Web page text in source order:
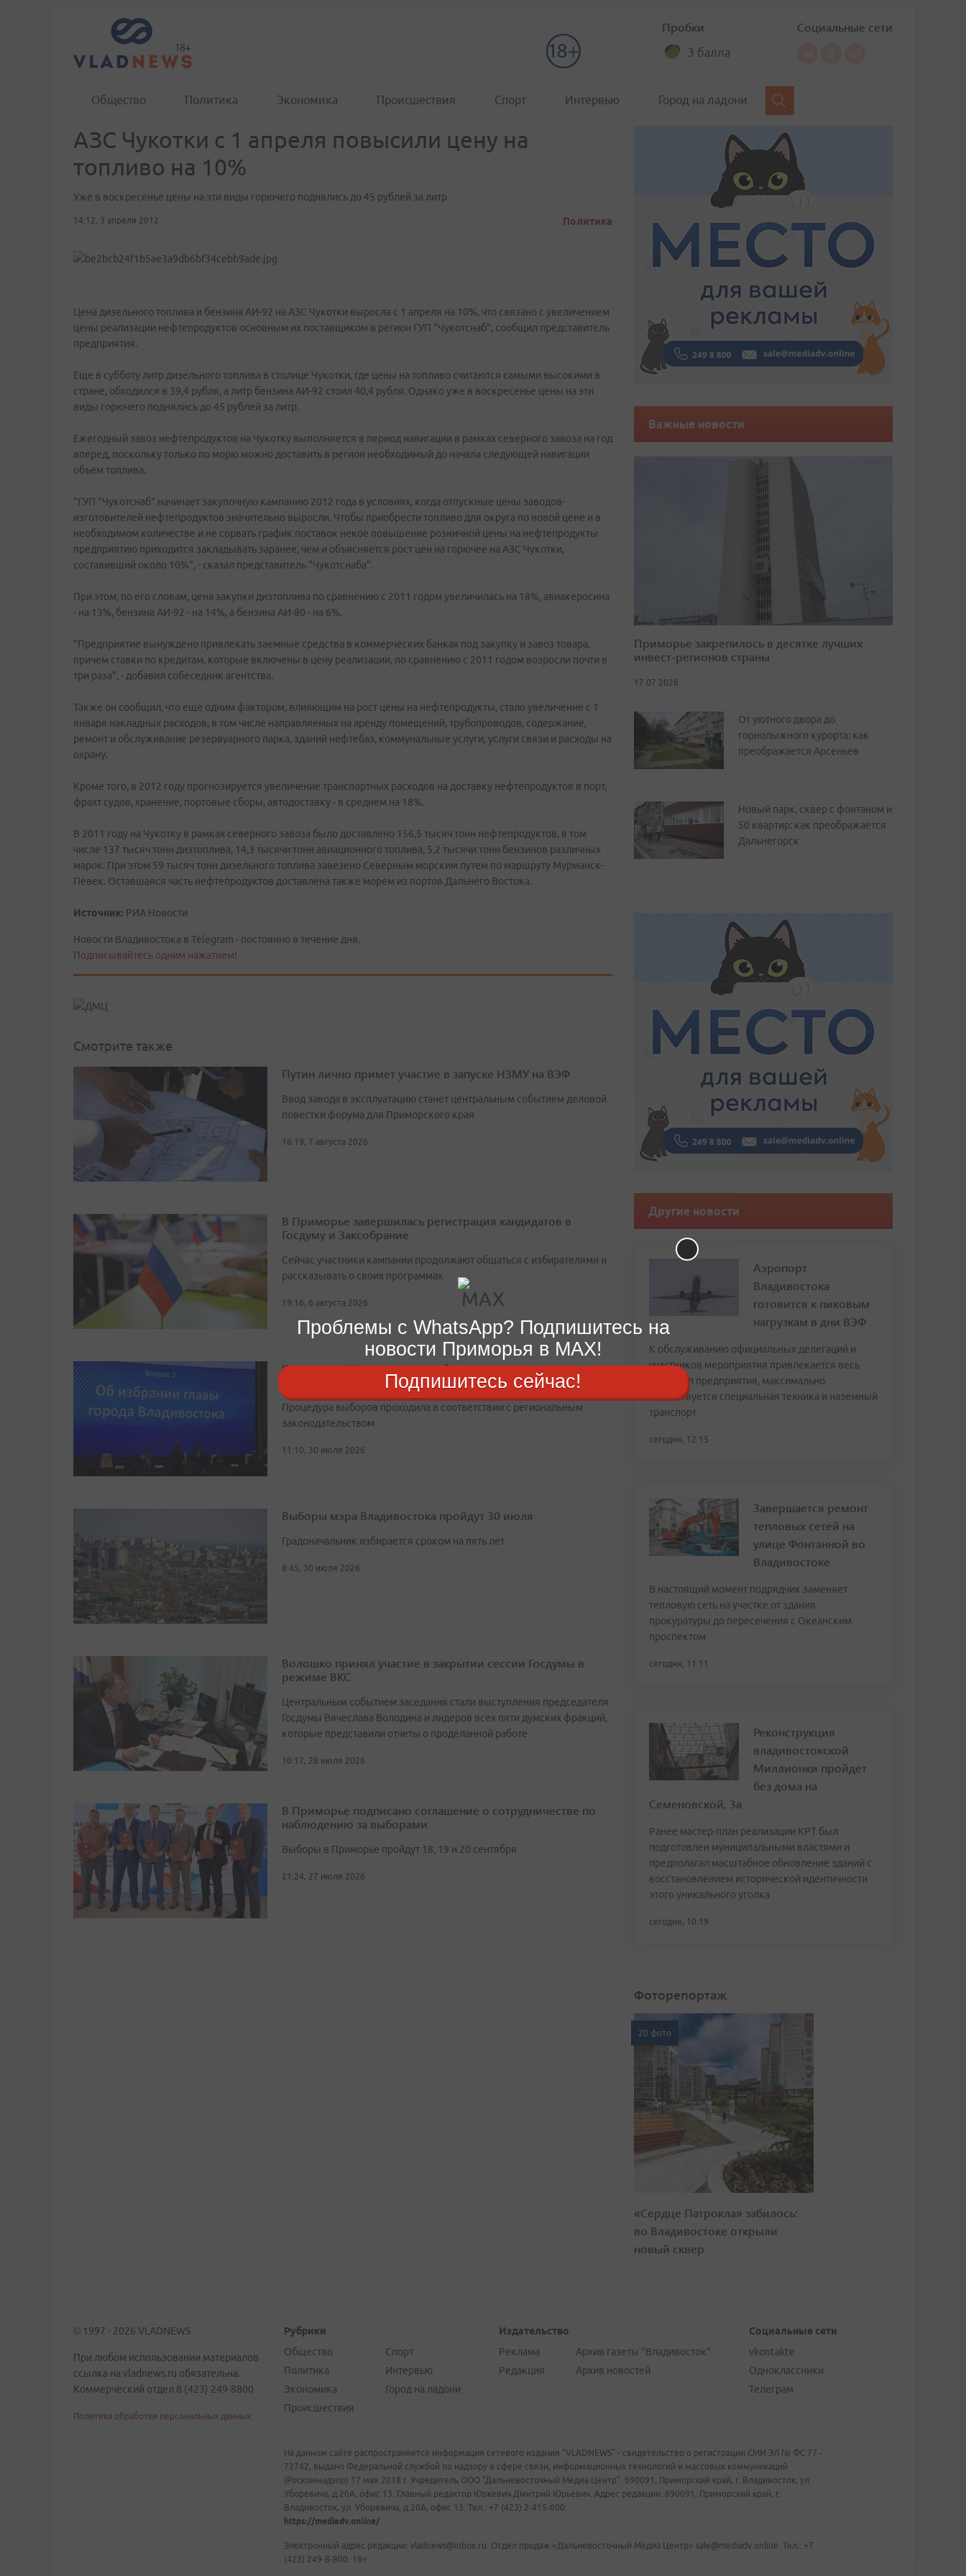
Пробки
3 балла
Социальные сети
Общество Политика Экономика Происшествия Спорт Интервью Город на ладони
АЗС Чукотки с 1 апреля повысили цену на
топливо на 10%
Уже в воскресенье цены на эти виды горючего поднялись до 45 рублей за литр
14:12, 3 апреля 2012 Политика
Цена дизельного топлива и бензина АИ-92 на АЗС Чукотки выросла с 1 апреля на 10%, что связано с увеличением
цены реализации нефтепродуктов основным их поставщиком в регион ГУП "Чукотснаб", сообщил представитель
предприятия.
Еще в субботу литр дизельного топлива в столице Чукотки, где цены на топливо считаются самыми высокими в
стране, обходился в 39,4 рубля, а литр бензина АИ-92 стоил 40,4 рубля. Однако уже в воскресенье цены на эти
виды горючего поднялись до 45 рублей за литр.
Ежегодный завоз нефтепродуктов на Чукотку выполняется в период навигации в рамках северного завоза на год
вперед, поскольку только по морю можно доставить в регион необходимый до начала следующей навигации
объем топлива.
"ГУП "Чукотснаб" начинает закупочную кампанию 2012 года в условиях, когда отпускные цены заводов-
изготовителей нефтепродуктов значительно выросли. Чтобы приобрести топливо для округа по новой цене и в
необходимом количестве и не сорвать график поставок некое повышение розничной цены на нефтепродукты
предприятию приходится закладывать заранее, чем и объясняется рост цен на горючее на АЗС Чукотки,
составивший около 10%", - сказал представитель "Чукотснаба".
При этом, по его словам, цена закупки дизтоплива по сравнению с 2011 годом увеличилась на 18%, авиакеросина
- на 13%, бензина АИ-92 - на 14%, а бензина АИ-80 - на 6%.
"Предприятие вынуждено привлекать заемные средства в коммерческих банках под закупку и завоз товара,
причем ставки по кредитам, которые включены в цену реализации, по сравнению с 2011 годом возросли почти в
три раза", - добавил собеседник агентства.
Также он сообщил, что еще одним фактором, влияющим на рост цены на нефтепродукты, стало увеличение с 1
января накладных расходов, в том числе направляемых на аренду помещений, трубопроводов, содержание,
ремонт и обслуживание резервуарного парка, зданий нефтебаз, коммунальные услуги, услуги связи и расходы на
охрану.
Кроме того, в 2012 году прогнозируется увеличение транспортных расходов на доставку нефтепродуктов в порт,
фрахт судов, хранение, портовые сборы, автодоставку - в среднем на 18%.
В 2011 году на Чукотку в рамках северного завоза было доставлено 156,5 тысяч тонн нефтепродуктов, в том
числе 137 тысяч тонн дизтоплива, 14,3 тысячи тонн авиационного топлива, 5,2 тысячи тонн бензинов различных
марок. При этом 59 тысяч тонн дизельного топлива завезено Северным морским путем по маршруту Мурманск-
Певек. Оставшаяся часть нефтепродуктов доставлена также морем из портов Дальнего Востока.
Источник: РИА Новости
Новости Владивостока в Telegram - постоянно в течение дня.
Подписывайтесь одним нажатием!
Смотрите также
Путин лично примет участие в запуске НЗМУ на ВЭФ
Ввод завода в эксплуатацию станет центральным событием деловой
повестки форума для Приморского края
16:19, 7 августа 2026
В Приморье завершилась регистрация кандидатов в
Госдуму и Заксобрание
Сейчас участники кампании продолжают общаться с избирателями и
рассказывать о своих программах
19:16, 6 августа 2026
Константин Шестаков переизбран на пост главы
Процедура выборов проходила в соответствии с региональным
законодательством
11:10, 30 июля 2026
Выборы мэра Владивостока пройдут 30 июля
Градоначальник избирается сроком на пять лет
8:45, 30 июля 2026
Волошко принял участие в закрытии сессии Госдумы в
режиме ВКС
Центральным событием заседания стали выступления председателя
Госдумы Вячеслава Володина и лидеров всех пяти думских фракций,
которые представили отчеты о проделанной работе
10:17, 28 июля 2026
В Приморье подписано соглашение о сотрудничестве по
наблюдению за выборами
Выборы в Приморье пройдут 18, 19 и 20 сентября
21:24, 27 июля 2026
Важные новости
Приморье закрепилось в десятке лучших
инвест-регионов страны
17.07.2026
От уютного двора до
горнолыжного курорта: как
преображается Арсеньев
Новый парк, сквер с фонтаном и
50 квартир: как преображается
Дальнегорск
Другие новости
Аэропорт
Владивостока
готовится к пиковым
нагрузкам в дни ВЭФ
К обслуживанию официальных делегаций и
участников мероприятия привлекается весь
персонал предприятия, максимально
задействуется специальная техника и наземный
транспорт
сегодня, 12:15
Завершается ремонт
тепловых сетей на
улице Фонтанной во
Владивостоке
В настоящий момент подрядчик заменяет
тепловую сеть на участке от здания
прокуратуры до пересечения с Океанским
проспектом
сегодня, 11:11
Реконструкция
владивостокской
Миллионки пройдет
без дома на
Семеновской, 3а
Ранее мастер-план реализации КРТ был
подготовлен муниципальными властями и
предполагал масштабное обновление зданий с
восстановлением исторической идентичности
этого уникального уголка
сегодня, 10:19
Фоторепортаж
20 фото
«Сердце Патрокла» забилось:
во Владивостоке открыли
новый сквер
© 1997 - 2026 VLADNEWS
При любом использовании материалов
ссылка на vladnews.ru обязательна.
Коммерческий отдел 8 (423) 249-8800
Политика обработки персональных данных
Рубрики
Общество
Политика
Экономика
Происшествия
Спорт
Интервью
Город на ладони
Издательство
Реклама
Редакция
Архив газеты "Владивосток"
Архив новостей
Социальные сети
vkontakte
Одноклассники
Телеграм
На данном сайте распространяется информация сетевого издания "VLADNEWS" - свидетельство о регистрации СМИ ЭЛ № ФС 77 -
72742, выдано Федеральной службой по надзору в сфере связи, информационных технологий и массовых коммуникаций
(Роскомнадзор) 17 мая 2018 г. Учредитель ООО "Дальневосточный Медиа Центр". 690091, Приморский край, г. Владивосток, ул.
Уборевича, д.20А, офис 13. Главный редактор Юркевич Дмитрий Юрьевич. Адрес редакции: 690091, Приморский край, г.
Владивосток, ул. Уборевича, д.20А, офис 13. Тел.: +7 (423) 2-415-600.
https://mediadv.online/
Электронный адрес редакции: vladnews@inbox.ru. Отдел продаж «Дальневосточный Медиа Центр» sale@mediadv.online. Тел.: +7
(423) 249-8-800. 18+
Проблемы с WhatsApp? Подпишитесь на
новости Приморья в MAX!
Подпишитесь сейчас!